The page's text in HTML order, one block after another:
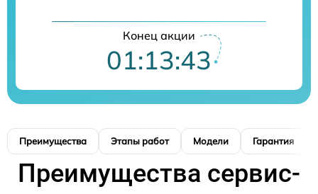
Конец акции
01:13:42
Преимущества Этапы работ Модели Гарантия
Преимущества сервис-